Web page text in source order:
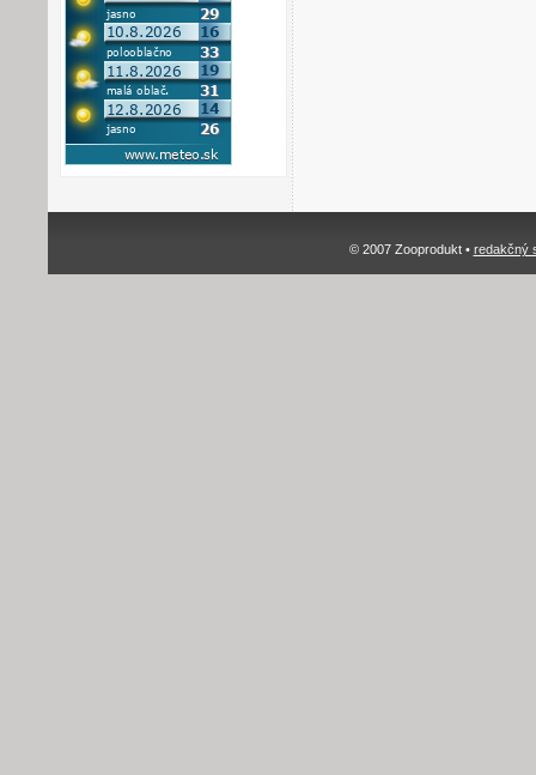
© 2007 Zooprodukt • redakčný